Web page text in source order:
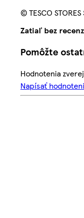
© TESCO
Zatiaľ bez
Pomôžte
Hodnotenia
Napísať